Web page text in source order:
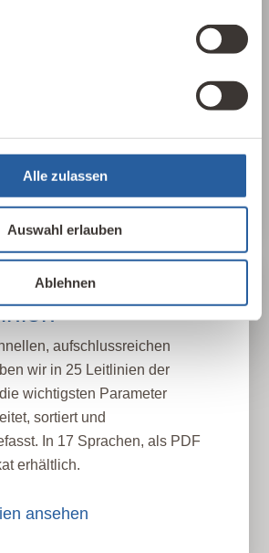
Alle zulassen
Auswahl erlauben
Ablehnen
Wie wirken sich Gebäude,
werden ganzheitlich
Aspekte betrachtet.
kennenlernen
aufschlussreichen
wir in 25 Leitlinien der
wichtigsten Parameter
sortiert und
In 17 Sprachen, als PDF
erhältlich.
ansehen